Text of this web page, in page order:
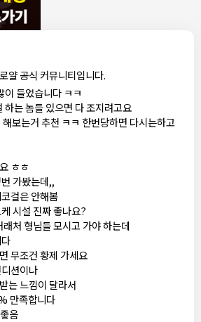
얄 공식 커뮤니티입니다.
보다 쌀수 없음
ㅋㅋㅋ
ㅋㅋㅋㅋ
코걸 여기서 예약 가능한가요?
는게 좋음
이 들었습니다 ㅋㅋ
하는 놈들 있으면 다 조지려고요
보는거 추천 ㅋㅋ 한번당하면 다시는하고
ㅎㅎ
가봤는데,,
걸은 안해봄
시설 진짜 좋나요?
래처 형님들 모시고 가야 하는데
무조건 황제 가세요
션이나
는 느낌이 달라서
만족합니다
음